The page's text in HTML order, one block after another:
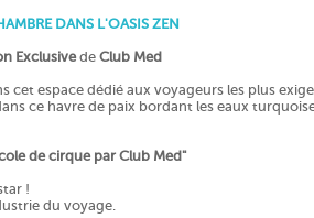
DANS L'OASIS ZEN
Exclusivede Club Med
cet espace dédié aux voyageurs les plus
ce havre de paix bordant les eaux
de cirque par Club Med"
!
du voyage.